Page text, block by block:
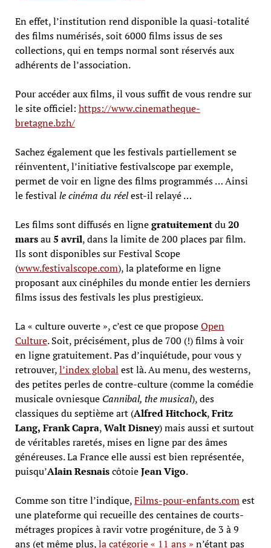
En effet, l’institution rend disponible la quasi-totalité
des films numérisés, soit 6000 films issus de ses
collections, qui en temps normal sont réservés aux
adhérents de l’association.
Pour accéder aux films, il vous suffit de vous rendre sur
le site officiel: https://www.cinematheque-
bretagne.bzh/
Sachez également que les festivals partiellement se
réinventent, l’initiative festivalscope par exemple,
permet de voir en ligne des films programmés … Ainsi
le festival le cinéma du réelest-il relayé …
Les films sont diffusés en lignegratuitementdu20
marsau5 avril, dans la limite de 200 places par film.
Ils sont disponibles sur Festival Scope
(www.festivalscope.com), la plateforme en ligne
proposant aux cinéphiles du monde entier les derniers
films issus des festivals les plus prestigieux.
La « culture ouverte », c’est ce que proposeOpen
Culture. Soit, précisément, plus de 700 (!) films à voir
en ligne gratuitement. Pas d’inquiétude, pour vous y
retrouver,l’index global est là. Au menu, des westerns,
des petites perles de contre-culture (comme la comédie
musicale ovniesque Cannibal, the musical), des
classiques du septième art (Alfred Hitchock,Fritz
Lang, Frank Capra,Walt Disney) mais aussi et surtout
de véritables raretés, mises en ligne par des âmes
généreuses. La France elle aussi est bien représentée,
puisqu’Alain ResnaiscôtoieJean Vigo.
Comme son titre l’indique,Films-pour-enfants.comest
une plateforme qui recueille des centaines de courts-
métrages propices à ravir votre progéniture, de 3 à 9
ans (et même plus,la catégorie « 11 ans » n’étant pas